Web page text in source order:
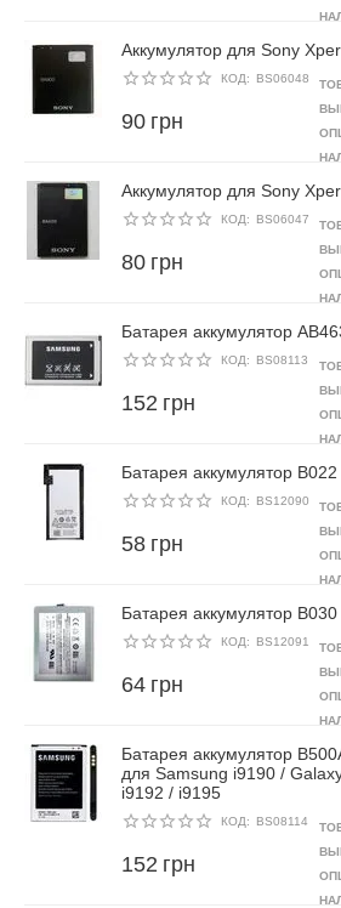
Аккумулятор для Sony
КОД: BS06048
90 грн
Аккумулятор для Sony
КОД: BS06047
80 грн
Батарея аккумулятор
КОД: BS08113
152 грн
Батарея аккумулятор
КОД: BS12090
58 грн
Батарея аккумулятор
КОД: BS12091
64 грн
Батарея аккумулятор
для Samsung i9190 /
i9192 / i9195
КОД: BS08114
152 грн